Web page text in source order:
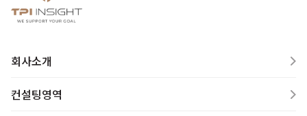
회사소개
컨설팅영역